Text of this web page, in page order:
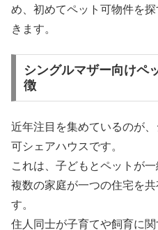
め、初めてペット可物件を
きます。
シングルマザー向けペ
徴
近年注目を集めているのが
可シェアハウスです。
これは、子どもとペットが
複数の家庭が一つの住宅を
す。
住人同士が子育てや飼育に